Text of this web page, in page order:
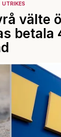
UTRIKES
välte
betala